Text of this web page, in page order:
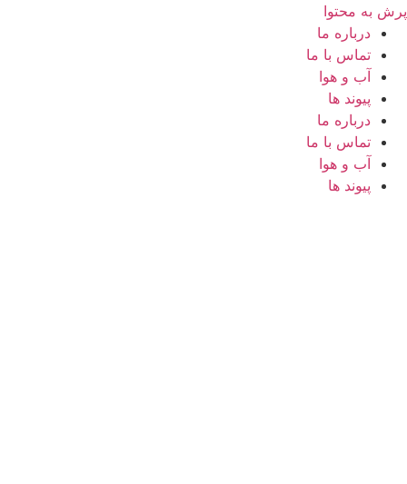
پرش به محتوا
درباره ما
تماس با ما
آب و هوا
پیوند ها
درباره ما
تماس با ما
آب و هوا
پیوند ها